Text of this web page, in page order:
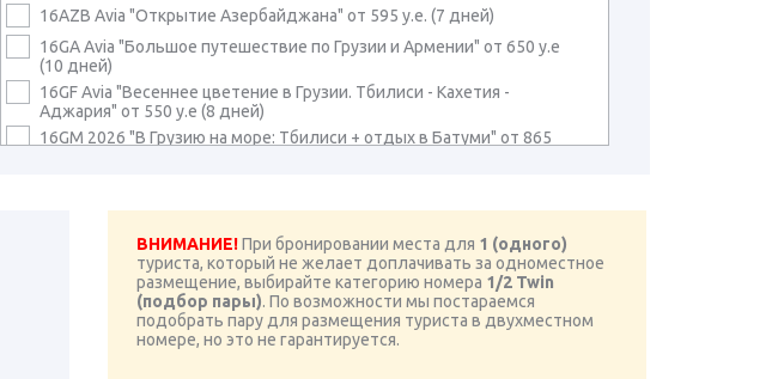
16AZB Avia "Открытие Азербайджана" от 595 у.е. (7 дней)
16GA Avia "Большое путешествие по Грузии и Армении" от 650 у.е
(10 дней)
16GF Avia "Весеннее цветение в Грузии. Тбилиси - Кахетия -
Аджария" от 550 у.е (8 дней)
16GM 2026 "В Грузию на море: Тбилиси + отдых в Батуми" от 865
Батуми" от 785 у.е (12 дней)
16GM Avia Тbilisi 2027 "В Грузию на море: Тбилиси + отдых в
Батуми" от 840 у.е (11 дней)
16GN Avia NY Tbilisi "Новый год в Тбилиси. Грузия + Армения.
Традиции застолья" от 760 у.е. НГ в Тбилиси (8 дней)
ВНИМАНИЕ!При бронировании места для 1 (одного)
туриста, который не желает доплачивать за одноместное
размещение, выбирайте категорию номера 1/2 Twin
(подбор пары). По возможности мы постараемся
подобрать пару для размещения туриста в двухместном
номере, но это не гарантируется.